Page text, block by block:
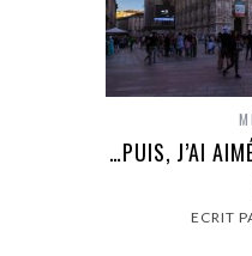
…PUIS, J’AI
ECRIT